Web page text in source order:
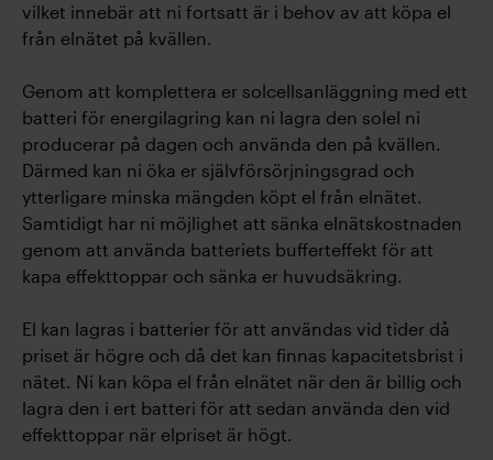
vilket innebär att ni fortsatt är i behov av att köpa el
från elnätet på kvällen.
Genom att komplettera er solcellsanläggning med ett
batteri för energilagring kan ni lagra den solel ni
producerar på dagen och använda den på kvällen.
Därmed kan ni öka er självförsörjningsgrad och
ytterligare minska mängden köpt el från elnätet.
Samtidigt har ni möjlighet att sänka elnätskostnaden
genom att använda batteriets bufferteffekt för att
kapa effekttoppar och sänka er huvudsäkring.
El kan lagras i batterier för att användas vid tider då
priset är högre och då det kan finnas kapacitetsbrist i
nätet. Ni kan köpa el från elnätet när den är billig och
lagra den i ert batteri för att sedan använda den vid
effekttoppar när elpriset är högt.